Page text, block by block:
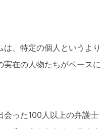
、特定の個人というより
実在の人物たちがベースに
会った100人以上の弁護士